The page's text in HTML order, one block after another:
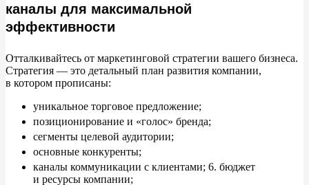
каналы для максимальной
эффективности
Отталкивайтесь от маркетинговой стратегии вашего бизнеса.
Стратегия — это детальный план развития компании,
в котором прописаны:
уникальное торговое предложение;
позиционирование и «голос» бренда;
сегменты целевой аудитории;
основные конкуренты;
каналы коммуникации с клиентами; 6. бюджет
и ресурсы компании;